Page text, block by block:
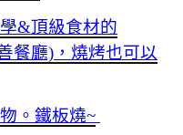
&頂級食材的
餐廳)，燒烤也可以
。鐵板燒~